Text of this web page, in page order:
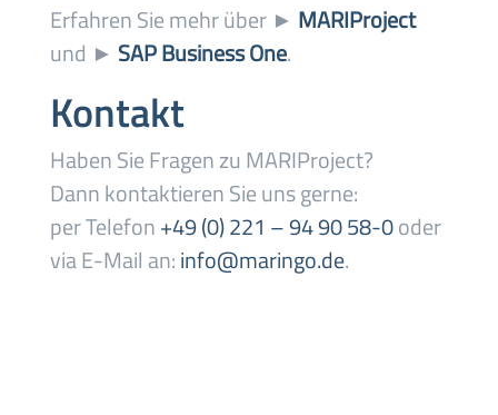
Erfahren Sie mehr über ► MARIProject
und ► SAP Business One.
Kontakt
Haben Sie Fragen zu MARIProject?
Dann kontaktieren Sie uns gerne:
per Telefon+49 (0) 221 – 94 90 58-0oder
via E-Mail an:info@maringo.de.